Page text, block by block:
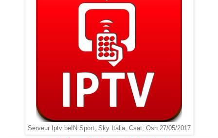
Serveur Iptv beIN Sport, Sky Italia, Csat, Osn 27/05/2017